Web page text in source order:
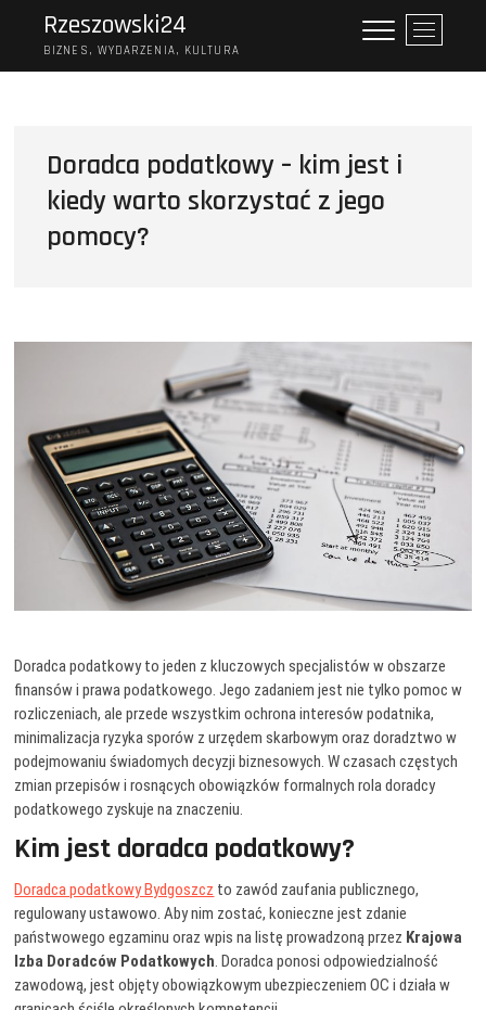
content
Rzeszowski24
BIZNES, WYDARZENIA, KULTURA
P
r
z
Doradca podatkowy – kim jest i
kiedy warto skorzystać z jego
pomocy?
Doradca podatkowy to jeden z kluczowych specjalistów w obszarze
finansów i prawa podatkowego. Jego zadaniem jest nie tylko pomoc w
rozliczeniach, ale przede wszystkim ochrona interesów podatnika,
minimalizacja ryzyka sporów z urzędem skarbowym oraz doradztwo w
podejmowaniu świadomych decyzji biznesowych. W czasach częstych
zmian przepisów i rosnących obowiązków formalnych rola doradcy
podatkowego zyskuje na znaczeniu.
Kim jest doradca podatkowy?
Doradca podatkowy Bydgoszcz to zawód zaufania publicznego,
regulowany ustawowo. Aby nim zostać, konieczne jest zdanie
państwowego egzaminu oraz wpis na listę prowadzoną przez Krajowa
Izba Doradców Podatkowych. Doradca ponosi odpowiedzialność
zawodową, jest objęty obowiązkowym ubezpieczeniem OC i działa w